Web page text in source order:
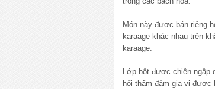
Món này được bán riêng
karaage khác nhau trên
karaage.
Lớp bột được chiên ngập
hổi thấm đậm gia vị được